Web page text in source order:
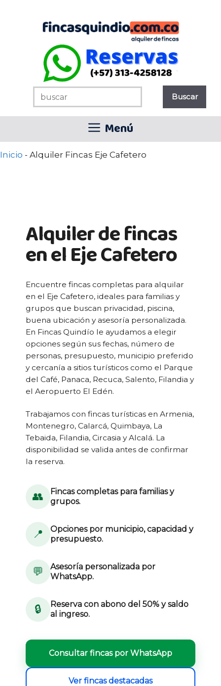
Menú
Inicio - Alquiler Fincas Eje Cafetero
Alquiler de fincas
en el Eje Cafetero
Encuentre fincas completas para alquilar
en el Eje Cafetero, ideales para familias y
grupos que buscan privacidad, piscina,
buena ubicación y asesoría personalizada.
En Fincas Quindío le ayudamos a elegir
opciones según sus fechas, número de
personas, presupuesto, municipio preferido
y cercanía a sitios turísticos como el Parque
del Café, Panaca, Recuca, Salento, Filandia y
el Aeropuerto El Edén.
Trabajamos con fincas turísticas en Armenia,
Montenegro, Calarcá, Quimbaya, La
Tebaida, Filandia, Circasia y Alcalá. La
disponibilidad se valida antes de confirmar
la reserva.
👥
Fincas completas para familias y
grupos.
📍
Opciones por municipio, capacidad y
presupuesto.
💬
Asesoría personalizada por
WhatsApp.
🔒
Reserva con abono del 50% y saldo
al ingreso.
Consultar fincas por WhatsApp
Ver fincas destacadas